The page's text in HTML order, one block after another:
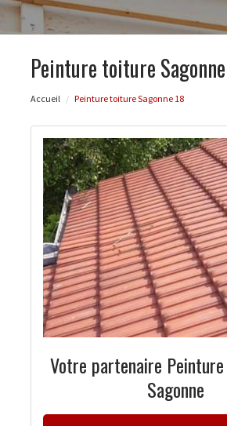
Peinture toiture
Accueil Peinture toiture Sagonne 18
Votre partenaire
Sagonne